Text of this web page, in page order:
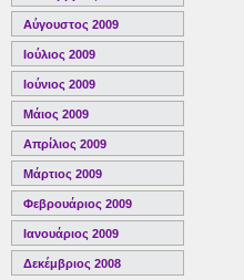
Αύγουστος 2009
Ιούλιος 2009
Ιούνιος 2009
Μάιος 2009
Απρίλιος 2009
Μάρτιος 2009
Φεβρουάριος 2009
Ιανουάριος 2009
Δεκέμβριος 2008